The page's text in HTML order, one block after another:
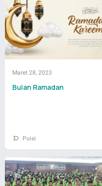
Maret 28, 2023
Bulan Ramadan
Puisi